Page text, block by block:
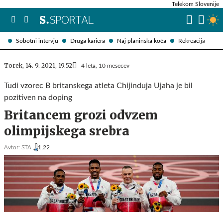
Sobotni intervju Druga kariera Naj planinska koča Rekreacija
Telekom Slovenije
Torek, 14. 9. 2021, 19.52 4 leta, 10 mesecev
Tudi vzorec B britanskega atleta Chijinduja Ujaha je bil
pozitiven na doping
Britancem grozi odvzem
olimpijskega srebra
Avtor: STA , 1,22